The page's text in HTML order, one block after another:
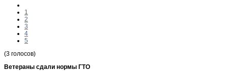
1
2
3
4
5
(3 голосов)
Ветераны сдали нормы ГТО